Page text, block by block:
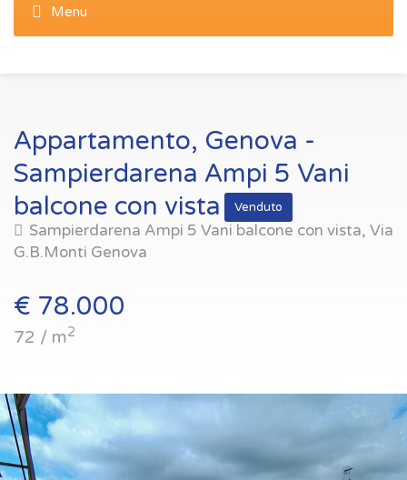
Appartamento, Genova -
Sampierdarena Ampi 5 Vani
balcone con vista
Venduto
Sampierdarena Ampi 5 Vani balcone con vista, Via
G.B.Monti Genova
€ 78.000
72 / m2